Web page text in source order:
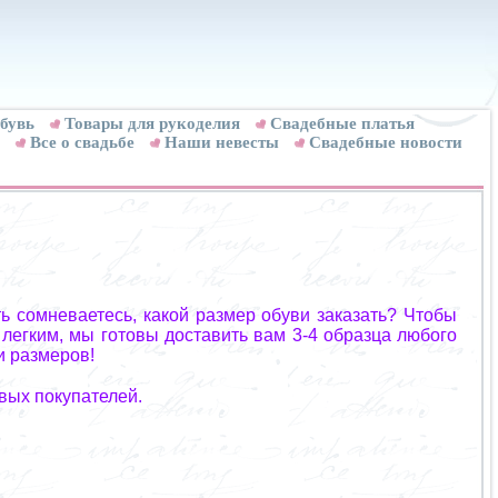
Товары для рукоделия
Cвадебные платья
Все о свадьбе
Наши невесты Свадебные новости
какой размер обуви заказать? Чтобы
мы готовы доставить вам 3-4 образца любого
размеров!
покупателей.